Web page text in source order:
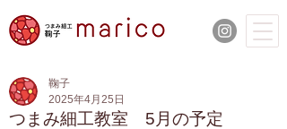
つまみ細工教室 5月の予定
鞠子
2025年4月25日